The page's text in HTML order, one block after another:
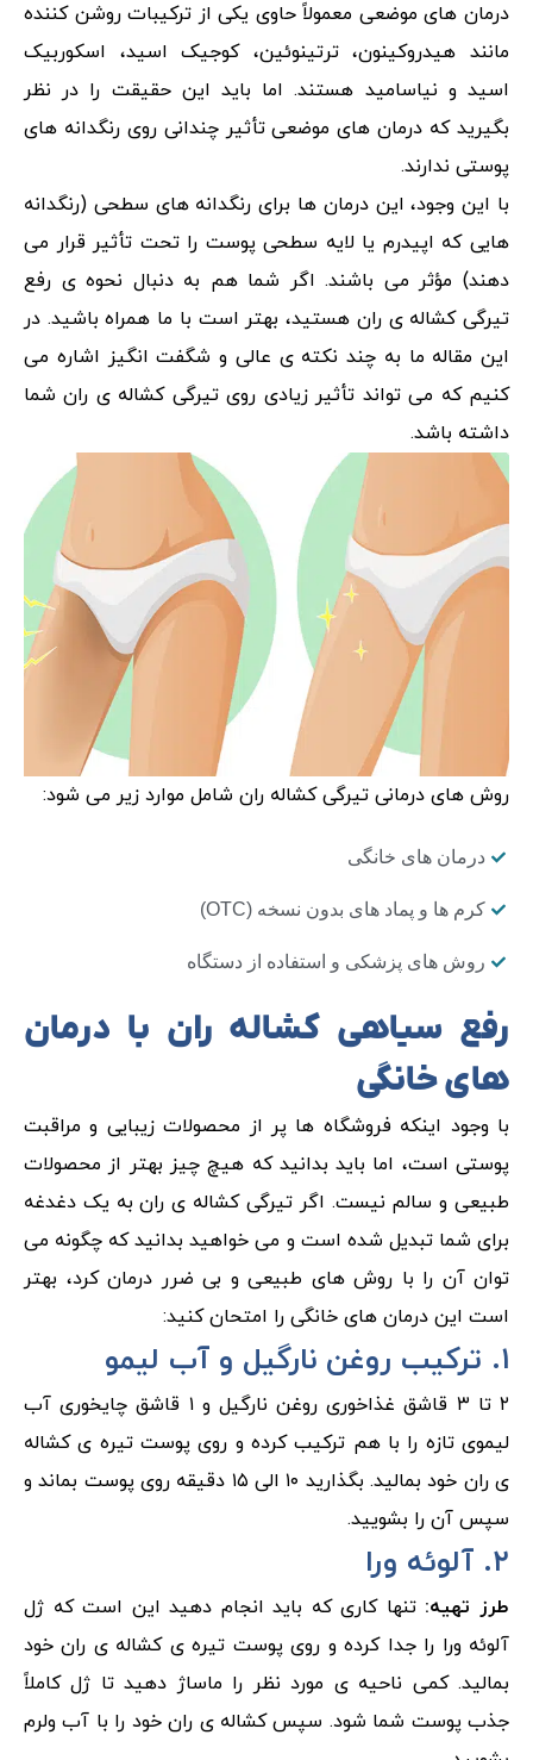
درمان های موضعی معمولاً حاوی یکی از ترکیبات روشن کننده
مانند هیدروکینون، ترتینوئین، کوجیک اسید، اسکوربیک
اسید و نیاسامید هستند. اما باید این حقیقت را در نظر
بگیرید که درمان های موضعی تأثیر چندانی روی رنگدانه های
پوستی ندارند.
با این وجود، این درمان ها برای رنگدانه های سطحی (رنگدانه
هایی که اپیدرم یا لایه سطحی پوست را تحت تأثیر قرار می
دهند) مؤثر می باشند. اگر شما هم به دنبال نحوه ی رفع
تیرگی کشاله ی ران هستید، بهتر است با ما همراه باشید. در
این مقاله ما به چند نکته ی عالی و شگفت انگیز اشاره می
کنیم که می تواند تأثیر زیادی روی تیرگی کشاله ی ران شما
داشته باشد.
روش های درمانی تیرگی کشاله ران شامل موارد زیر می شود:
درمان های خانگی
کرم ها و پماد های بدون نسخه (OTC)
روش های پزشکی و استفاده از دستگاه
رفع سیاهی کشاله ران با درمان
های خانگی
با وجود اینکه فروشگاه ها پر از محصولات زیبایی و مراقبت
پوستی است، اما باید بدانید که هیچ چیز بهتر از محصولات
طبیعی و سالم نیست. اگر تیرگی کشاله ی ران به یک دغدغه
برای شما تبدیل شده است و می خواهید بدانید که چگونه می
توان آن را با روش های طبیعی و بی ضرر درمان کرد، بهتر
است این درمان های خانگی را امتحان کنید:
۱. ترکیب روغن نارگیل و آب لیمو
۲ تا ۳ قاشق غذاخوری روغن نارگیل و ۱ قاشق چایخوری آب
لیموی تازه را با هم ترکیب کرده و روی پوست تیره ی کشاله
ی ران خود بمالید. بگذارید ۱۰ الی ۱۵ دقیقه روی پوست بماند و
سپس آن را بشویید.
۲. آلوئه ورا
طرز تهیه: تنها کاری که باید انجام دهید این است که ژل
آلوئه ورا را جدا کرده و روی پوست تیره ی کشاله ی ران خود
بمالید. کمی ناحیه ی مورد نظر را ماساژ دهید تا ژل کاملاً
جذب پوست شما شود. سپس کشاله ی ران خود را با آب ولرم